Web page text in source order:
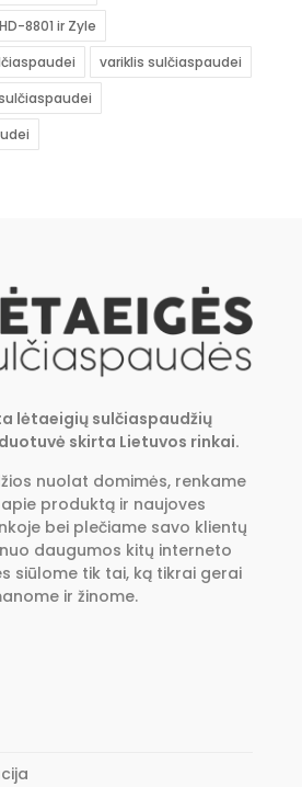
8801 ir Zyle
variklis sulčiaspaudei
lėtaeigių sulčiaspaudžių
skirta Lietuvos rinkai.
nuolat domimės, renkame
produktą ir naujoves
bei plečiame savo klientų
daugumos kitų interneto
siūlome tik tai, ką tikrai gerai
ir žinome.